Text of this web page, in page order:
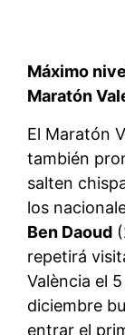
Máximo
Maratón
El Maratón
también
salten
los
Ben Daoud
repetirá
València el
diciembre
entrar el